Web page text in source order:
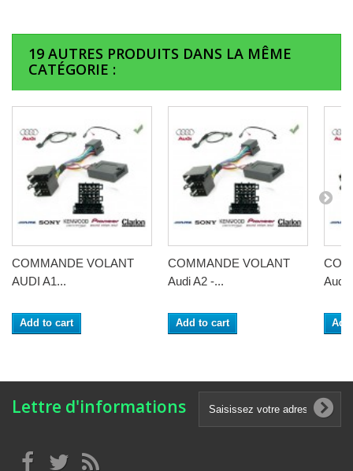
19 AUTRES PRODUITS DANS LA MÊME
CATÉGORIE :
COMMANDE VOLANT
AUDI A1...
Add to cart
COMMANDE VOLANT
Audi A2 -...
Add to cart
Audi
Lettre d'informations